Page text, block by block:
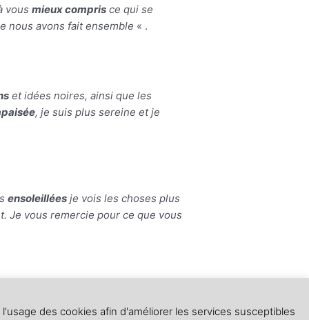
vousmieux compris ce qui se
nous avons fait ensemble « .
et idées noires, ainsi que les
, je suis plus sereine et je
ensoleillées je vois les choses plus
Je vous remercie pour ce que vous
des cookies afin d'améliorer les services susceptibles